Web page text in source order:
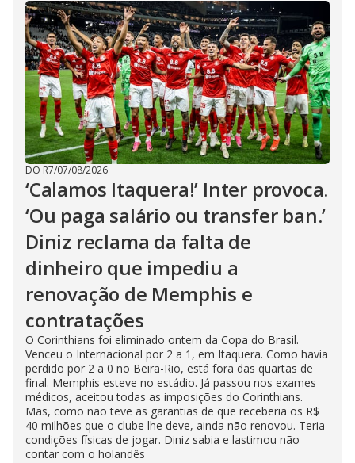
DO R7/07/08/2026
‘Calamos Itaquera!’ Inter provoca.
‘Ou paga salário ou transfer ban.’
Diniz reclama da falta de
dinheiro que impediu a
renovação de Memphis e
contratações
O Corinthians foi eliminado ontem da Copa do Brasil.
Venceu o Internacional por 2 a 1, em Itaquera. Como havia
perdido por 2 a 0 no Beira-Rio, está fora das quartas de
final. Memphis esteve no estádio. Já passou nos exames
médicos, aceitou todas as imposições do Corinthians.
Mas, como não teve as garantias de que receberia os R$
40 milhões que o clube lhe deve, ainda não renovou. Teria
condições físicas de jogar. Diniz sabia e lastimou não
contar com o holandês